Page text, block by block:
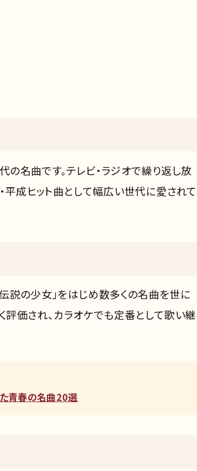
の名曲です。テレビ・ラジオで繰り返し放
平成ヒット曲として幅広い世代に愛されて
説の少女」をはじめ数多くの名曲を世に
価され、カラオケでも定番として歌い継
青春の名曲20選